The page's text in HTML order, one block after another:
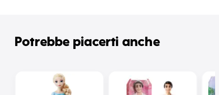
Potrebbe piacerti anche